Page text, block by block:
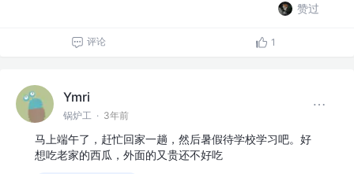
赞过
评论 1
Ymri
锅炉工 · 3年前
马上端午了，赶忙回家一趟，然后暑假待学校学习吧。好
想吃老家的西瓜，外面的又贵还不好吃